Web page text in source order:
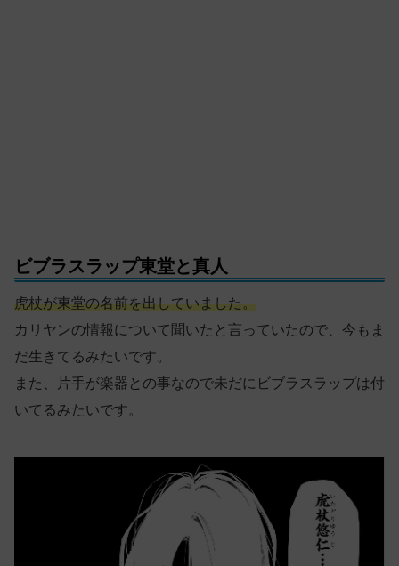
ビブラスラップ東堂と真人
虎杖が東堂の名前を出していました。
カリヤンの情報について聞いたと言っていたので、今もま
だ生きてるみたいです。
また、片手が楽器との事なので未だにビブラスラップは付
いてるみたいです。